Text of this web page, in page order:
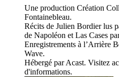
Une production Création
Fontainebleau.
Récits de Julien Bordier lus
de Napoléon et Las Cases
Enregistrements à l’Arrière
Wave.
Hébergé par Acast. Visitez
d'informations.